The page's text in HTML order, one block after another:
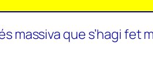
massiva que s’hagi fet